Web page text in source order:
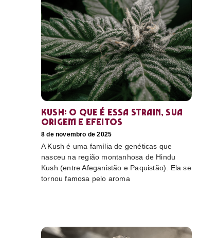
Kush: o que é essa strain, sua
origem e efeitos
8 de novembro de 2025
A Kush é uma família de genéticas que
nasceu na região montanhosa de Hindu
Kush (entre Afeganistão e Paquistão). Ela se
tornou famosa pelo aroma